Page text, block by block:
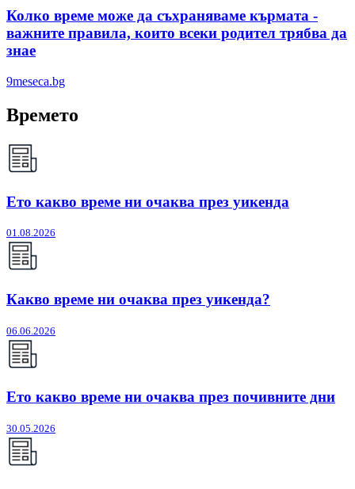
Колко време може да съхраняваме кърмата -
важните правила, които всеки родител трябва да
знае
9meseca.bg
Времето
Ето какво време ни очаква през уикенда
01.08.2026
Какво време ни очаква през уикенда?
06.06.2026
Ето какво време ни очаква през почивните дни
30.05.2026